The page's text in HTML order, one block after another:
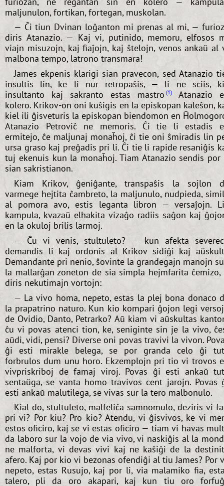
maljunulon, fortikan, fortegan, muskolan.
— Ĉi tiun Dvinan loĝanton mi prenas al mi, —
diris Atanazio. — Kaj vi, putinido, memoru, elfosos
viajn misuzojn, kaj fiaĵojn, kaj ŝtelojn, venos ankaŭ al
malbona tempo, latrono transmara!
James ekpenis klarigi sian pravecon, sed Atanazio
insultis lin, ke li nur retropaŝis, — li ne sciis,
insultanto kaj sakranto estas mastro 1
Atanazio
kolero. Krikov-on oni kuŝigis en la episkopan kaleŝon,
kiel ili ĝisveturis la episkopan biendomon en
Atanazio Petroviĉ ne memoris. Ĉi tie li estadis
ermitejo, ĉe maljunaj monaĥoj, ĉi tie oni ŝmiradis lin
ursa graso kaj preĝadis pri li. Ĉi tie li rapide resaniĝis
tuj ekenuis kun la monaĥoj. Tiam Atanazio sendis
sian sakristianon.
Kiam Krikov, ĝeniĝante, transpaŝis la sojlon
varmege hejtita ĉambreto, la maljunulo, nudpieda,
al pomora avo, estis leganta libron — versaĵojn.
kampula, kvazaŭ elhakita vizaĝo radiis saĝon kaj
en la okuloj brilis larmoj.
— Ĉu vi venis, stultuleto? — kun afekta
demandis li kaj ordonis al Krikov sidiĝi kaj
Demandante pri nenio, ŝovinte la grandegajn manojn
la mallarĝan zoneton de sia simpla hejmfarita
diris nekutimajn vortojn:
— La vivo homa, nepeto, estas la plej bona donaco
la prapatrino naturo. Kun kio kompari ĝojon legi
de Ovidio, Danto, Petrarko? Aŭ kiam vi aŭskultas
ĉu vi povas atenci tion, ke, seniginte sin je la vivo,
aŭdi, vidi, pensi? Diverse oni povas travivi la vivon.
ĝi esti mirakle belega, se por granda celo ĝi
forbrulos dum unu horo. Ekzemplojn pri tio vi trovos
vivpriskriboj de famaj viroj. Povas ĝi esti ankaŭ
sentaŭga, se vanta homo travivos cent jarojn. Povas
esti ankaŭ malutilega, se vivas sur la tero malbonulo.
Kial do, stultuleto, malfeliĉa samnomulo, deziris vi
pri vi? Por kiu? Pro kio? Atendu, vi ĝisvivos, ke vi
estos oficiro, kaj se vi estas oficiro — tiam vi havas
da laboro sur la vojo de via vivo, vi naskiĝis al la
ne malforta, vi devas vivi kaj ne kaŝiĝi de la
afero. Kaj por kio vi bezonas ofendiĝi al tiu James? Por
nepeto, estas Rusujo, kaj por li, via malamiko fia,
talero, pli da oro akapari, kaj kun tiu oro